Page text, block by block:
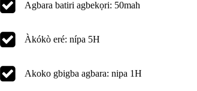
Agbara batiri agbekọri: 50mah
Àkókò eré: nípa 5H
Akoko gbigba agbara: nipa 1H